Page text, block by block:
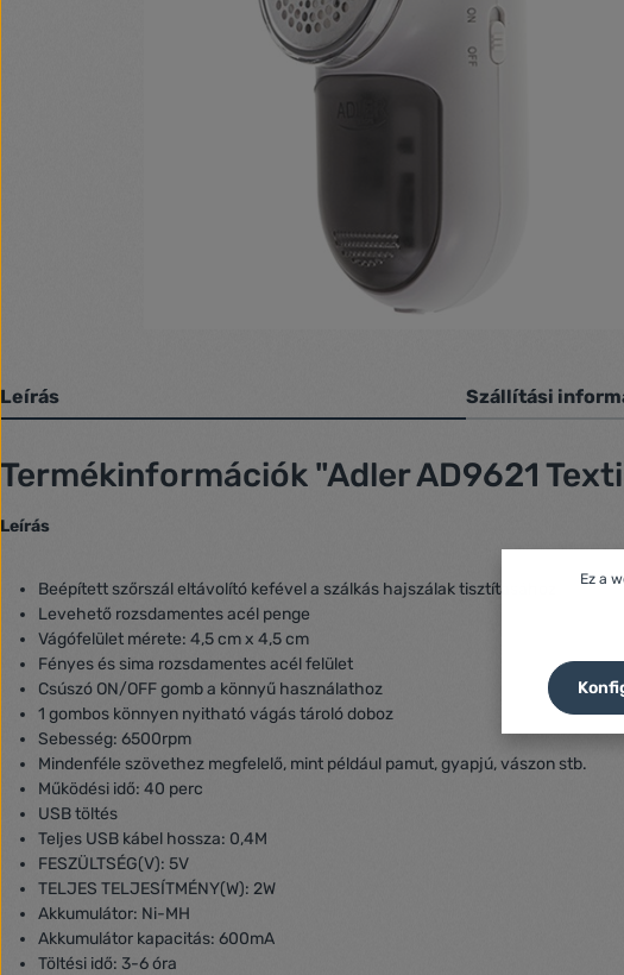
Leírás Szállítási
Termékinformációk "Adler AD9621
Leírás
Beépített szőrszál eltávolító kefével a szálkás hajszálak tisztításához
Levehető rozsdamentes acél penge
Vágófelület mérete: 4,5 cm x 4,5 cm
Fényes és sima rozsdamentes acél felület
Csúszó ON/OFF gomb a könnyű használathoz
1 gombos könnyen nyitható vágás tároló doboz
Sebesség: 6500rpm
Mindenféle szövethez megfelelő, mint például pamut, gyapjú, vászon stb.
Működési idő: 40 perc
USB töltés
Teljes USB kábel hossza: 0,4M
FESZÜLTSÉG(V): 5V
TELJES TELJESÍTMÉNY(W): 2W
Akkumulátor: Ni-MH
Akkumulátor kapacitás: 600mA
Töltési idő: 3-6 óra
Ez a